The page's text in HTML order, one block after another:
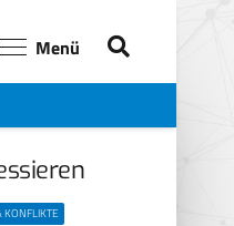
Menü
KONFLIKTE